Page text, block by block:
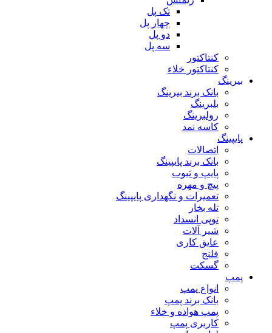
تک پل
چهار پل
دو پل
سه پل
کنتاکتور
کنتاکتور خلاء
بیرینگ
بانک برند بیرینگ
بلبرینگ
رولبرینگ
کاسه نمد
پایپینگ
اتصالات
بانک برند پایپینگ
پایپ و تیوب
پیچ و مهره
تعمیرات و نگهداری پایپینگ
تله بخار
توپی انسداد
شیر آلات
عایق کاری
فلنج
گسکت
پمپ
انواع پمپ
بانک برند پمپ
پمپ هواده و خلاء
کاربری پمپ